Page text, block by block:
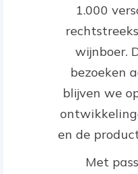
1.000
wijnboer.
bezoeken
blijven we
en de
Met